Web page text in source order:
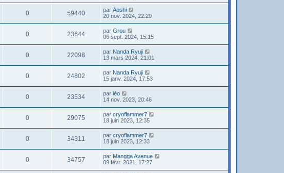
0 59440 par Aoshi
20 nov. 2024, 22:29
0 23644 par Grou
06 sept. 2024, 15:15
0 22098 par Nanda Ryuji
13 mars 2024, 21:01
0 24802 par Nanda Ryuji
15 janv. 2024, 17:53
0 23534 par léo
14 nov. 2023, 20:46
0 29075 par cryoflammer7
18 juin 2023, 12:35
0 34311 par cryoflammer7
18 juin 2023, 12:33
0 34757 par Mangga Avenue
09 févr. 2021, 17:27